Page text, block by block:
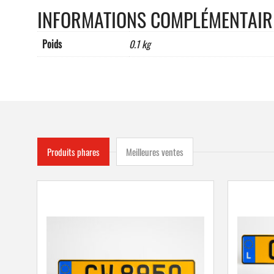
INFORMATIONS
Poids 0.1 kg
Produits phares Meilleures ventes